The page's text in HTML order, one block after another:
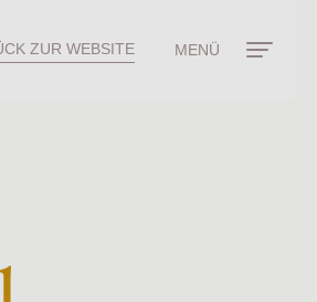
ZUR WEBSITE MENÜ